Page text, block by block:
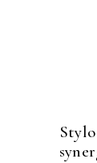
stylo frixion point retractable